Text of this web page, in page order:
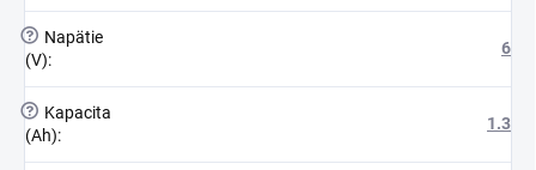
?
Napätie
(V):
6
?
Kapacita
(Ah):
1.3